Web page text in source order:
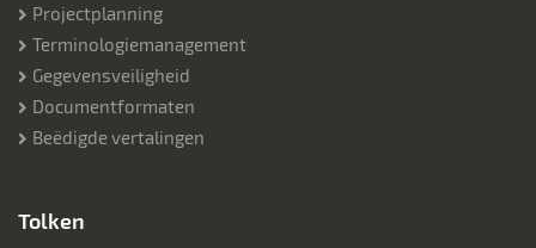
Projectplanning
Terminologiemanagement
Gegevensveiligheid
Documentformaten
Beëdigde vertalingen
Tolken